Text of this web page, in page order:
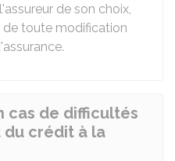
de son choix,
toute modification
cas de difficultés
crédit à la